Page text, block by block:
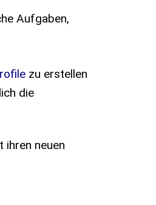
Aufgaben,
zu erstellen
die
ihren neuen